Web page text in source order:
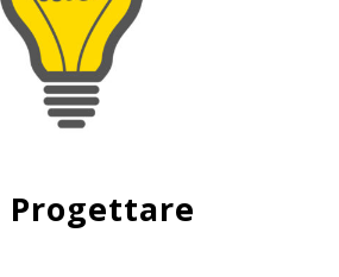
Progettare